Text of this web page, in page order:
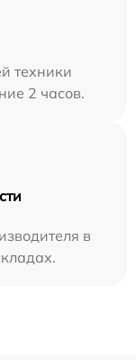
техники
2 часов.
в